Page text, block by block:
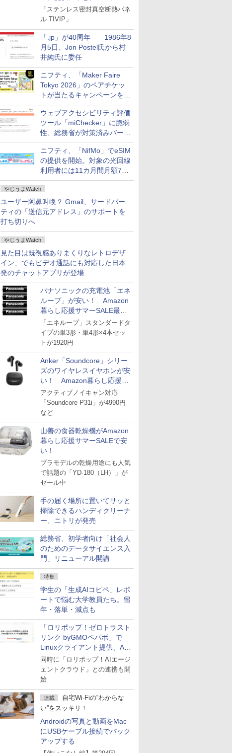
証実験で
「ステンレス密封真空断熱パネ
ル TIVIP」
「.jp」が40周年――1986年8
月5日、Jon Postel氏から村
井純氏に委任
ニフティ、「Maker Faire
Tokyo 2026」のペアチケッ
トが当たるキャンペーンをX
で実施。8月16日まで
ウェブアクセシビリティ評価
ツール「miChecker」に脆弱
性、総務省が対策済みバージ
ョンへの更新を呼び掛け
ニフティ、「NifMo」でeSIM
の提供を開始。対象の光回線
利用者には11カ月間月額770
円割引のキャンペーン
やじうまWatch
ユーザー阿鼻叫喚？ Gmail、サードパー
ティの「送信元アドレス」のサポートを
打ち切りへ
やじうまWatch
見た目は既視感ありまくりなレトロデザ
イン、でもビデオ通話にも対応した日本
発のチャットアプリが登場
パナソニックの充電池「エネ
ループ」が安い！ Amazon
暮らし応援サマーSALE最終
日
「エネループ」スタンダードタ
イプの単3形・単4形×4本セッ
トが1920円
Anker「Soundcore」シリー
ズのワイヤレスイヤホンが安
い！ Amazon暮らし応援サ
マーSALE
アクティブノイキャン対応
「Soundcore P31i」が4990円
など
山善の食器乾燥機がAmazon
暮らし応援サマーSALEで安
い！
プラモデルの乾燥用途にも人気
で話題の「YD-180（LH）」が
セール中
手の届く場所に置いてサッと
掃除できるハンディクリーナ
ー、ニトリが発売
総務省、初学者向け「社会人
のためのデータサイエンス入
門」リニューアル開講
特集
学生の「生成AIコピペ」レポ
ートで悩む大学教員たち。留
年・落単・減点も
「ロリポップ！ゼロトラスト
リンク byGMOペパボ」で
Linuxクライアント提供、AI
エージェントの接続が容易に
同時に「ロリポップ！AIエージ
ェントクラウド」との連携も開
始
連載
自宅Wi-Fiの“わからな
い”をスッキリ！
Androidの写真と動画をMac
にUSBケーブル接続でバック
アップする